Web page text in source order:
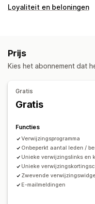
Opties voor commissie
Referralbeheer
Automatische tracking
Pop-ups na de aankoop
Affiliate-ervaring
Aangepaste dashboards
Aangepaste registratie
Aangepast domein
Aangepaste branding
Loyaliteit en beloningen
Referrals
Prijs
Kies het abonnement dat
Gratis
Gratis
Functies
Verwijzingsprogramma
Onbeperkt aantal leden /
Unieke verwijzingslinks en
Unieke
Zwevende
E-mailmeldingen